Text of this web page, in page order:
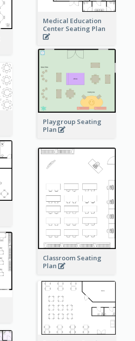
Medical Education
Center Seating Plan
Playgroup Seating
Plan
Classroom Seating
Plan